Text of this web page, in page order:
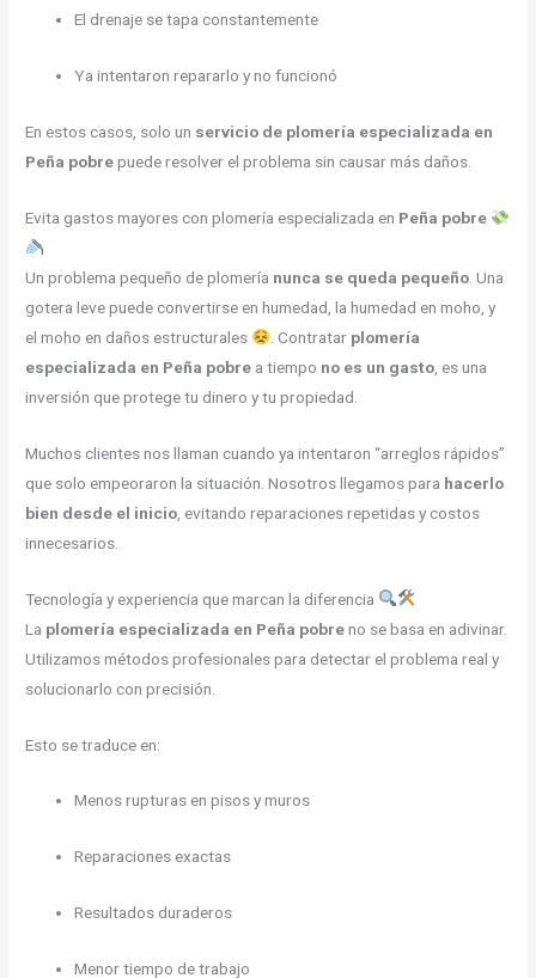
El drenaje se tapa constantemente
Ya intentaron repararlo y no funcionó
En estos casos, solo un servicio de plomería especializada en
Peña pobrepuede resolver el problema sin causar más daños.
Evita gastos mayores con plomería especializada en Peña pobre
Un problema pequeño de plomería nunca se queda pequeño . Una
gotera leve puede convertirse en humedad, la humedad en moho, y
el moho en daños estructurales
. Contratar plomería
especializada en Peña pobre a tiempo no es un gasto , es una
inversión que protege tu dinero y tu propiedad.
Muchos clientes nos llaman cuando ya intentaron “arreglos rápidos”
que solo empeoraron la situación. Nosotros llegamos para hacerlo
bien desde el inicio , evitando reparaciones repetidas y costos
innecesarios.
Tecnología y experiencia que marcan la diferencia
La plomería especializada en Peña pobreno se basa en adivinar.
Utilizamos métodos profesionales para detectar el problema real y
solucionarlo con precisión.
Esto se traduce en:
Menos rupturas en pisos y muros
Reparaciones exactas
Resultados duraderos
Menor tiempo de trabajo